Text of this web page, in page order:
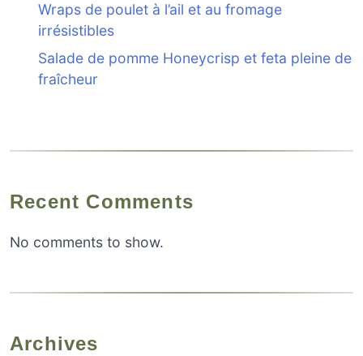
Wraps de poulet à l’ail et au fromage
irrésistibles
Salade de pomme Honeycrisp et feta pleine de
fraîcheur
Recent Comments
No comments to show.
Archives